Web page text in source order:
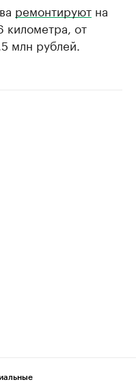
ремонтируют на
километра, от
млн рублей.